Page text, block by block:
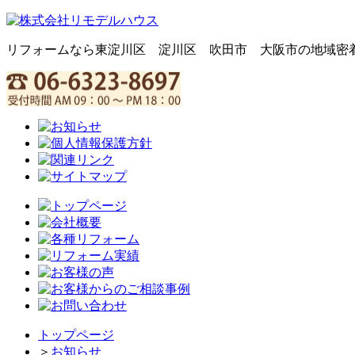
リフォームなら東淀川区 淀川区 吹田市 大阪市の地域密
トップページ
＞ お知らせ